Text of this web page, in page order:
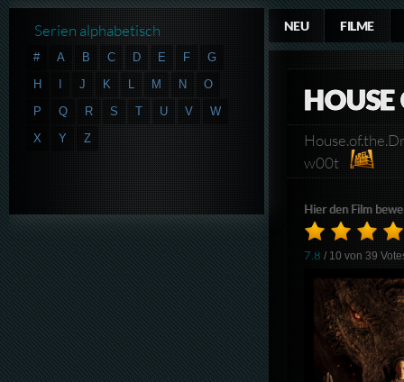
NEU FILME
HOUSE
w00t
Hier den Film
7.8 / 10 von39
Serien alphabetisch
# A B C D E F
G
H
I J K L M N
O
P
Q R S T U V
W
X
Y Z